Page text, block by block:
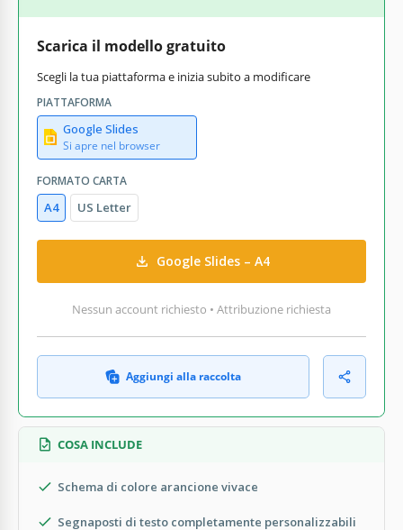
Scarica il modello gratuito
Scegli la tua piattaforma e inizia subito a modificare
PIATTAFORMA
Google Slides
Si apre nel browser
FORMATO CARTA
A4 US Letter
Google Slides – A4
Nessun account richiesto • Attribuzione richiesta
Aggiungi alla raccolta
COSA INCLUDE
Schema di colore arancione vivace
Segnaposti di testo completamente personalizzabili